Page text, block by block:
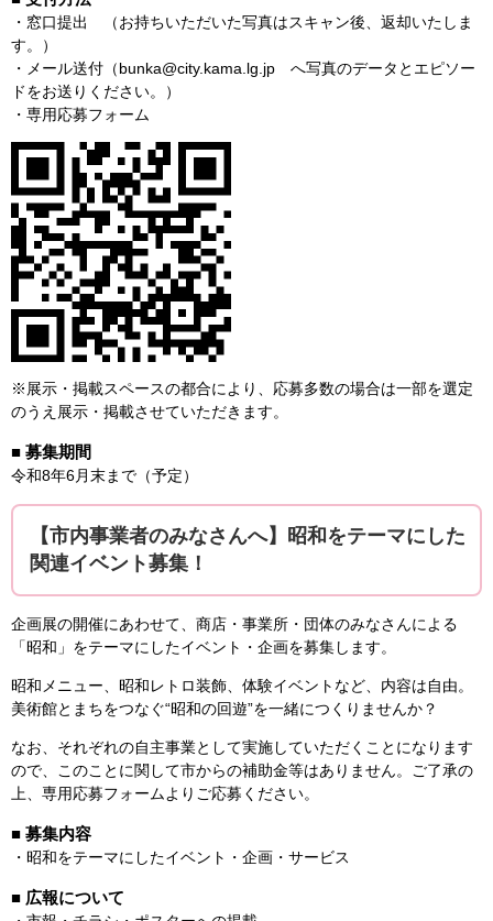
・窓口提出 （お持ちいただいた写真はスキャン後、返却いたしま
す。）
・メール送付（bunka@city.kama.lg.jp へ写真のデータとエピソー
ドをお送りください。）
・専用応募フォーム
※展示・掲載スペースの都合により、応募多数の場合は一部を選定
のうえ展示・掲載させていただきます。
■ 募集期間
令和8年6月末まで（予定）
【市内事業者のみなさんへ】昭和をテーマにした
関連イベント募集！
企画展の開催にあわせて、商店・事業所・団体のみなさんによる
「昭和」をテーマにしたイベント・企画を募集します。
昭和メニュー、昭和レトロ装飾、体験イベントなど、内容は自由。
美術館とまちをつなぐ“昭和の回遊”を一緒につくりませんか？
なお、それぞれの自主事業として実施していただくことになります
ので、このことに関して市からの補助金等はありません。ご了承の
上、専用応募フォームよりご応募ください。
■ 募集内容
・昭和をテーマにしたイベント・企画・サービス
■ 広報について